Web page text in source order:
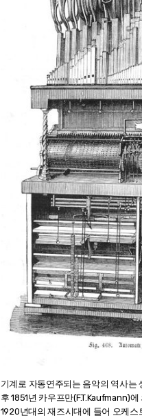
기계로 자동연주되는 음악의 역사는
후 1851년 카우프만(F.T.Kaufmann)
1920년대의 재즈시대에 들어 오케